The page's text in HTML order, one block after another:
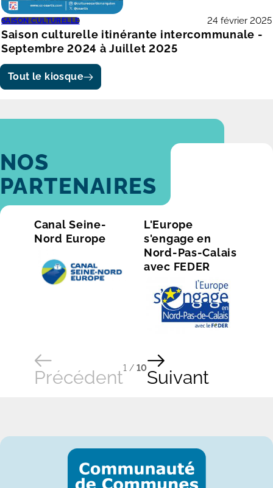
Tout le kiosque
Saison culturelle itinérante intercommunale -
Septembre 2024 à Juillet 2025
SAISON CULTURELLE 24 février 2025
NOS
PARTENAIRES
Précédent1 / 10Suivant
Canal Seine-
Nord Europe
L'Europe
s'engage en
Nord-Pas-Calais
avec FEDER